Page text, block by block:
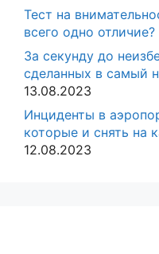
Тест на
всего одно отличие?
За секунду до
сделанных в самый
13.08.2023
Инциденты в
которые и снять на
12.08.2023